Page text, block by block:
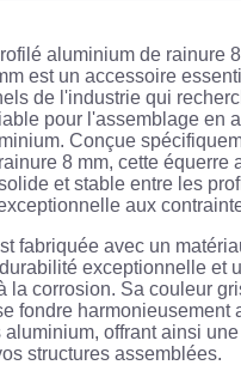
aluminium de rainure
est un accessoire
de l'industrie qui
pour l'assemblage en
Conçue
8 mm, cette équerre
et stable entre les
aux
fabriquée avec un
exceptionnelle et
la corrosion. Sa couleur
fondre harmonieusement
aluminium, offrant ainsi
structures assemblées.